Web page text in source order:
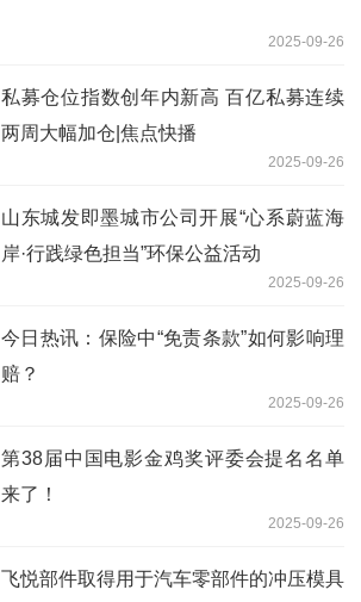
2025-09-26
私募仓位指数创年内新高 百亿私募连续
两周大幅加仓|焦点快播
2025-09-26
山东城发即墨城市公司开展“心系蔚蓝海
岸·行践绿色担当”环保公益活动
2025-09-26
今日热讯：保险中“免责条款”如何影响理
赔？
2025-09-26
第38届中国电影金鸡奖评委会提名名单
来了！
2025-09-26
飞悦部件取得用于汽车零部件的冲压模具